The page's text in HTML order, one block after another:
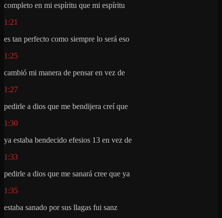
completo en mi espíritu que mi espíritu
1:21
es tan perfecto como siempre lo será eso
1:25
cambió mi manera de pensar en vez de
1:27
pedirle a dios que me bendijera creí que
1:30
ya estaba bendecido efesios 13 en vez de
1:33
pedirle a dios que me sanará cree que ya
1:35
estaba sanado por sus llagas fui sanz